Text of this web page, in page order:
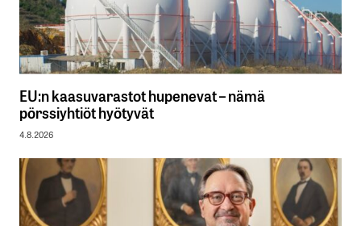
EU:n kaasuvarastot hupenevat – nämä
pörssiyhtiöt hyötyvät
4.8.2026